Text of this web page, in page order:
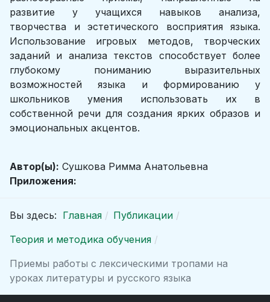
развитие у учащихся навыков анализа,
творчества и эстетического восприятия языка.
Использование игровых методов, творческих
заданий и анализа текстов способствует более
глубокому пониманию выразительных
возможностей языка и формированию у
школьников умения использовать их в
собственной речи для создания ярких образов и
эмоциональных акцентов.
Автор(ы): Сушкова Римма Анатольевна
Приложения:
Вы здесь: Главная
Публикации
Теория и методика обучения
Приемы работы с лексическими тропами на
уроках литературы и русского языка